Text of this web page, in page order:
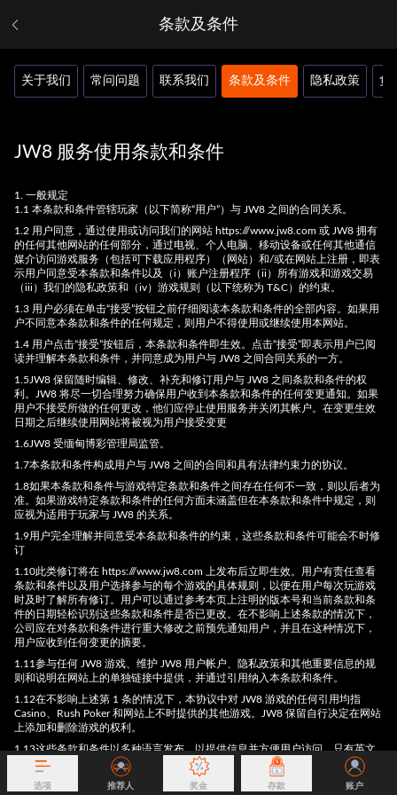
条款及条件
关于我们 常问问题 联系我们 条款及条件 隐私政策 负
JW8 服务使用条款和条件
1. 一般规定
1.1 本条款和条件管辖玩家（以下简称“用户”）与 JW8 之间的合同关系。
1.2 用户同意，通过使用或访问我们的网站 https:///www.jw8.com 或 JW8 拥有
的任何其他网站的任何部分，通过电视、个人电脑、移动设备或任何其他通信
媒介访问游戏服务（包括可下载应用程序）（网站）和/或在网站上注册，即表
示用户同意受本条款和条件以及（i）账户注册程序（ii）所有游戏和游戏交易
（iii）我们的隐私政策和（iv）游戏规则（以下统称为 T&C）的约束。
1.3 用户必须在单击“接受”按钮之前仔细阅读本条款和条件的全部内容。如果用
户不同意本条款和条件的任何规定，则用户不得使用或继续使用本网站。
1.4 用户点击“接受”按钮后，本条款和条件即生效。点击“接受”即表示用户已阅
读并理解本条款和条件，并同意成为用户与 JW8 之间合同关系的一方。
1.5JW8 保留随时编辑、修改、补充和修订用户与 JW8 之间条款和条件的权
利。JW8 将尽一切合理努力确保用户收到本条款和条件的任何变更通知。如果
用户不接受所做的任何更改，他们应停止使用服务并关闭其帐户。在变更生效
日期之后继续使用网站将被视为用户接受变更
1.6JW8 受缅甸博彩管理局监管。
1.7本条款和条件构成用户与 JW8 之间的合同和具有法律约束力的协议。
1.8如果本条款和条件与游戏特定条款和条件之间存在任何不一致，则以后者为
准。如果游戏特定条款和条件的任何方面未涵盖但在本条款和条件中规定，则
应视为适用于玩家与 JW8 的关系。
1.9用户完全理解并同意受本条款和条件的约束，这些条款和条件可能会不时修
订
1.10此类修订将在 https:///www.jw8.com 上发布后立即生效。用户有责任查看
条款和条件以及用户选择参与的每个游戏的具体规则，以便在用户每次玩游戏
时及时了解所有修订。用户可以通过参考本页上注明的版本号和当前条款和条
件的日期轻松识别这些条款和条件是否已更改。在不影响上述条款的情况下，
公司应在对条款和条件进行重大修改之前预先通知用户，并且在这种情况下，
用户应收到任何变更的摘要。
1.11参与任何 JW8 游戏、维护 JW8 用户帐户、隐私政策和其他重要信息的规
则和说明在网站上的单独链接中提供，并通过引用纳入本条款和条件。
1.12在不影响上述第 1 条的情况下，本协议中对 JW8 游戏的任何引用均指
Casino、Rush Poker 和网站上不时提供的其他游戏。JW8 保留自行决定在网站
上添加和删除游戏的权利。
1.13这些条款和条件以多种语言发布，以提供信息并方便用户访问。只有英文
版本才是用户与 JW8 之间关系的法律基础，如果本条款和条件的非英文版本与
英文版本有任何差异，则以英文版本为准。
选项 推荐人 奖金 存款 账户